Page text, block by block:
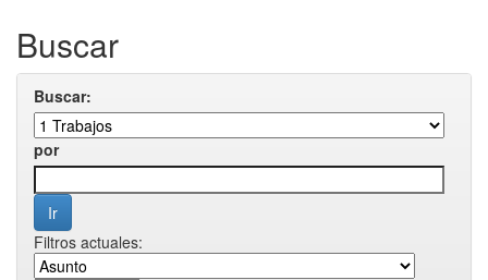
Buscar
Buscar:
por
Filtros actuales: